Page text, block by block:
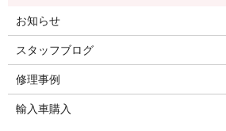
お知らせ
スタッフブログ
修理事例
輸入車購入